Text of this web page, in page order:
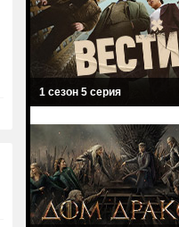
1 сезон 5 серия